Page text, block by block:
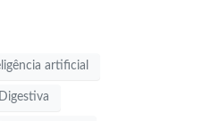
artificial